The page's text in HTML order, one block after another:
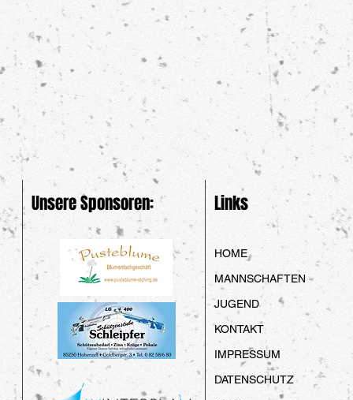
Unsere Sponsoren: Links
HOME
MANNSCHAFTEN
JUGEND
KONTAKT
IMPRESSUM
DATENSCHUTZ